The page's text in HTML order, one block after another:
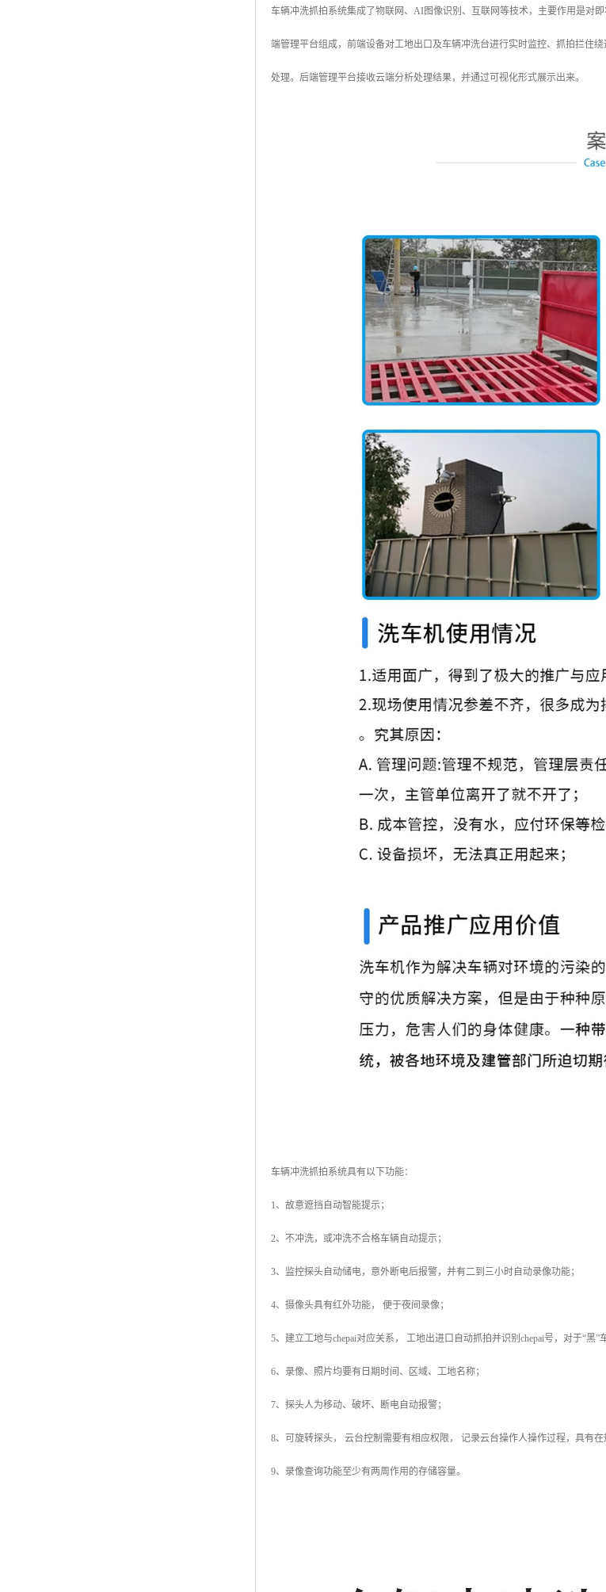
车辆冲洗抓拍系统集成了物联网、AI图像识别、互联网等技术，主要作用是对
端管理平台组成，前端设备对工地出口及车辆冲洗台进行实时监控、抓拍拦住
处理。后端管理平台接收云端分析处理结果，并通过可视化形式展示出来。
车辆冲洗抓拍系统具有以下功能：
1、故意遮挡自动智能提示；
2、不冲洗，或冲洗不合格车辆自动提示；
3、监控探头自动储电，意外断电后报警，并有二到三小时自动录像功能；
4、摄像头具有红外功能， 便于夜间录像；
5、建立工地与chepai对应关系， 工地出进口自动抓拍并识别chepai号，对于“黑”
6、录像、照片均要有日期时间、区域、工地名称；
7、探头人为移动、破坏、断电自动报警；
8、可旋转探头， 云台控制需要有相应权限， 记录云台操作人操作过程，具有
9、录像查询功能至少有两周作用的存储容量。